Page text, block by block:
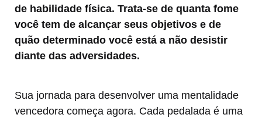
de habilidade física. Trata-se de quanta fome
você tem de alcançar seus objetivos e de
quão determinado você está a não desistir
diante das adversidades.
Sua jornada para desenvolver uma mentalidade
vencedora começa agora. Cada pedalada é uma